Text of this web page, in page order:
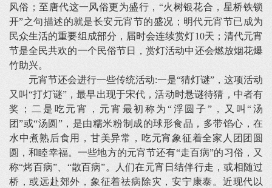
风俗；至唐代这一风俗更为盛行，“火树银花合，星桥铁锁
开”之句描述的就是长安元宵节的盛况；明代元宵节已成为
民众生活的重要组成部分，届时会连续赏灯10天；清代元宵
节是全民共欢的一个民俗节日，赏灯活动中还会燃放烟花爆
竹助兴。
元宵节还会进行一些传统活动:一是“猜灯谜”，这项活动
又叫“打灯谜”，最早出现于宋代，活动时悬谜待猜，中者有
奖；二是吃元宵，元宵最初称为“浮圆子”，又叫“汤
团”或“汤圆”，是由糯米粉制成的球形食品，多带馅心，在
水中煮熟后食用，甘美异常，吃元宵象征着全家人团团圆
圆，和睦幸福。一些地方的元宵节还有“走百病”的习俗，又
称“烤百病”、“散百病”。人们在元宵日结伴行走，或相随过
桥，或远赴郊外，象征着祛病除灾，安宁康泰。近现代以